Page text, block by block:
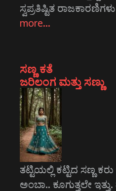
ಸ್ವಪ್ರತಿಷ್ಟಿತ
more…
ಸಣ್ಣ ಕತೆ
ಜರಿಲಂಗ ಮತ್ತು ಸಣ್ಣು
ತಟ್ಟಿಯಲ್ಲಿ ಕಟ್ಟಿದ ಸಣ್ಣ
ಅಂಬಾ.. ಕೂಗುತ್ತಲೇ